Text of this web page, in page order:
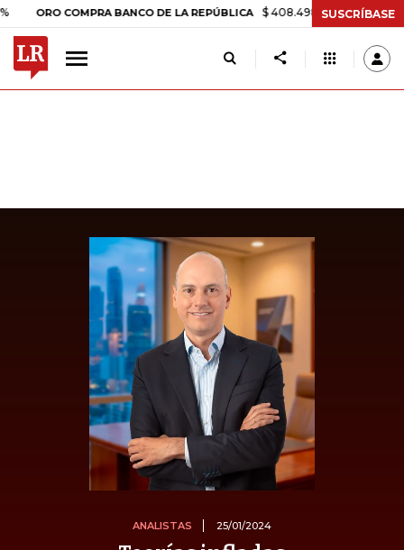
COMPRA BANCO DE LA REPÚBLICA $ 408.498,97 +$ 8.753,81
SUSCRÍBASE
ANALISTAS 25/01/2024